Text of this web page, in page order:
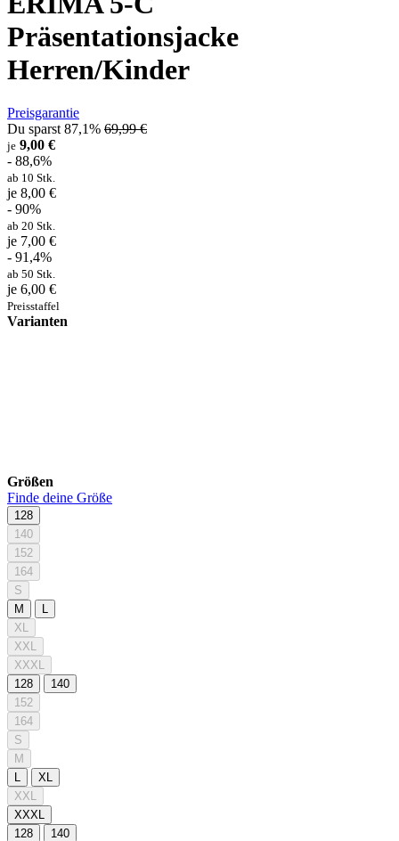
Präsentationsjacke
Herren/Kinder
Preisgarantie
Du sparst 87,1% 69,99 €
je 9,00 €
- 88,6%
ab 10 Stk.
je 8,00 €
- 90%
ab 20 Stk.
je 7,00 €
- 91,4%
ab 50 Stk.
je 6,00 €
Preisstaffel
Varianten
Größen
Finde deine Größe
128
140
152
164
S
M
XL
XXL
XXXL
128
140
152
164
S
M
XL
XXL
XXXL
128
140